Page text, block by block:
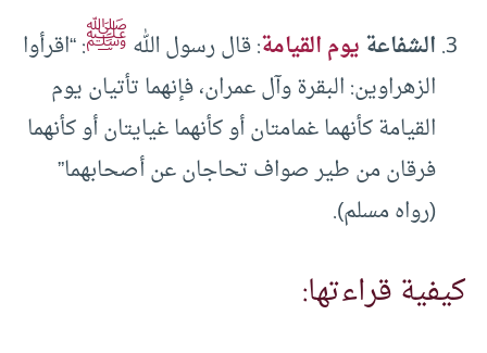
الشفاعةيوم القيامة: قال رسول اللهﷺ: “اقرأوا
الزهراوين: البقرة وآل عمران، فإنهما تأتيان يوم
القيامة كأنهما غمامتان أو كأنهما غيايتان أو كأنهما
فرقان من طير صواف تحاجان عن أصحابهما”
(رواه مسلم).
كيفية قراءتها: